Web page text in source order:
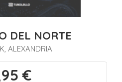
DEL NORTE
ALEXANDRIA
€